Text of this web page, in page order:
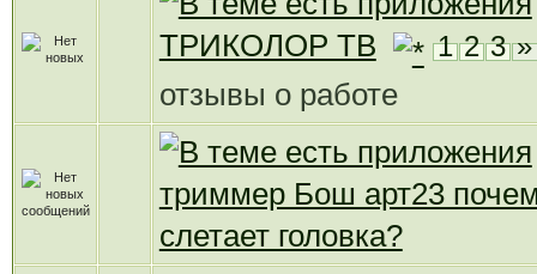
ТРИКОЛОР ТВ 1 2 3
отзывы о работе
триммер Бош арт23
слетает головка?